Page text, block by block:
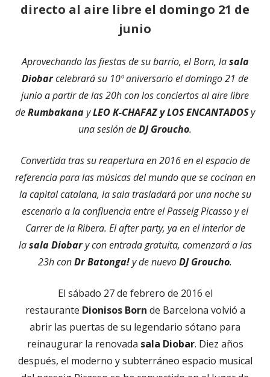
directo al aire libre el domingo 21 de
junio
Aprovechando las fiestas de su barrio, el Born, lasala
Diobarcelebrará su 10º aniversario el domingo 21 de
junio a partir de las 20h con los conciertos al aire libre
deRumbakanayLEO K-CHAFAZ y LOS ENCANTADOSy
una sesión deDJ Groucho.
Convertida tras su reapertura en 2016 en el espacio de
referencia para las músicas del mundo que se cocinan en
la capital catalana, la sala trasladará por una noche su
escenario a la confluencia entre el Passeig Picasso y el
Carrer de la Ribera. El after party, ya en el interior de
lasala Diobary con entrada gratuita, comenzará a las
23h conDr Batonga!y de nuevoDJ Groucho.
El sábado 27 de febrero de 2016 el
restaurante Dionisos Born de Barcelona volvió a
abrir las puertas de su legendario sótano para
reinaugurar la renovada sala Diobar. Diez años
después, el moderno y subterráneo espacio musical